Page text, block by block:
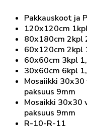
Pakkauskoot ja
120x120cm
80x180cm 2kpl
60x120cm 2kpl
60x60cm 3kpl
30x60cm 6kpl
Mosaiikki
paksuus 9mm
Mosaikki 30x30
paksuus 9mm
R-10-R-11